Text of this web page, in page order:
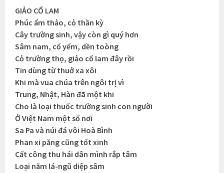
GIẢO CỔ LAM
Phúc ẩm thảo, cỏ thần kỳ
Cây trường sinh, vậy còn gì quý hơn
Sâm nam, cổ yếm, dền toòng
Cỏ trường thọ, giảo cổ lam đây rồi
Tin dùng từ thuở xa xôi
Khi mà vua chúa trên ngôi trị vì
Trung, Nhật, Hàn đã một khi
Cho là loại thuốc trường sinh con người
Ở Việt Nam một số nơi
Sa Pa và núi đá vôi Hoà Bình
Phan xi păng cũng tốt xinh
Cất công thu hái dân mình rắp tâm
Loại năm lá-ngũ diệp sâm